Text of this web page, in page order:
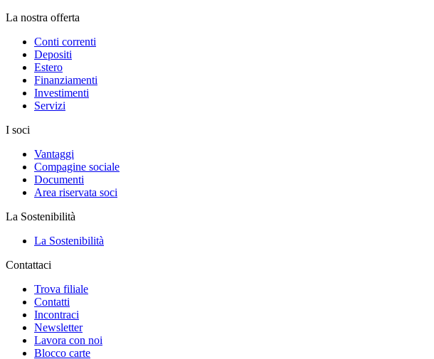
La nostra offerta
Conti correnti
Depositi
Estero
Finanziamenti
Investimenti
Servizi
I soci
Vantaggi
Compagine sociale
Documenti
Area riservata soci
La Sostenibilità
La Sostenibilità
Contattaci
Trova filiale
Contatti
Incontraci
Newsletter
Lavora con noi
Blocco carte